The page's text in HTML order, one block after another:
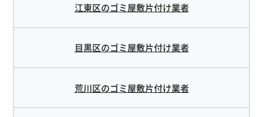
江東区のゴミ屋敷片付け業者
目黒区のゴミ屋敷片付け業者
荒川区のゴミ屋敷片付け業者